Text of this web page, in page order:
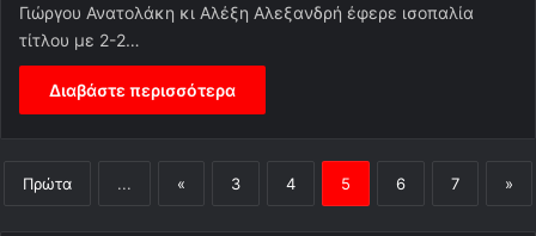
Γιώργου Ανατολάκη κι Αλέξη Αλεξανδρή έφερε ισοπαλία
τίτλου με 2-2…
Διαβάστε περισσότερα
Πρώτα ... « 3 4 5 6 7 »